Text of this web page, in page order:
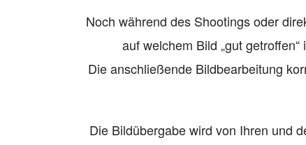
Noch während des Shootings oder
auf welchem Bild „gut
Die anschließende Bildbearbeitung
Die Bildübergabe wird von Ihren und